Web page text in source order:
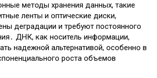
методы хранения данных, такие
ленты и оптические диски,
деградации и требуют постоянного
ДНК, как носитель информации,
надежной альтернативой, особенно в
роста объемов